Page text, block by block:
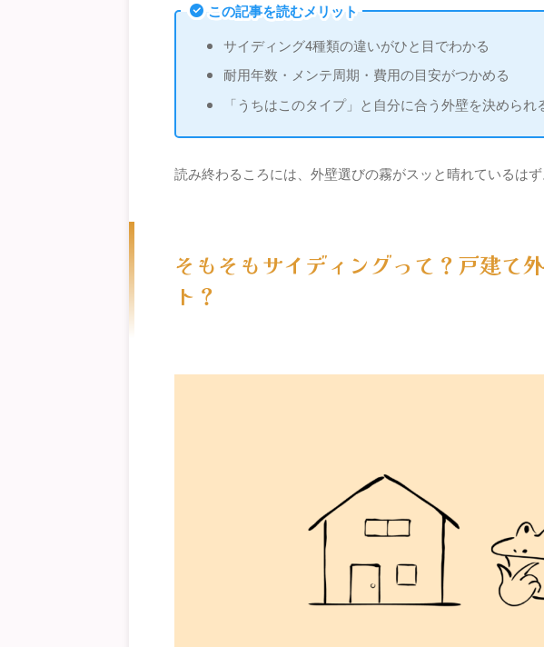
この記事を読むメリット
サイディング4種類の違いがひと目でわかる
耐用年数・メンテ周期・費用の目安がつかめる
「うちはこのタイプ」と自分に合う外壁を決められ
読み終わるころには、外壁選びの霧がスッと晴れているはず
そもそもサイディングって？戸建て
ト？